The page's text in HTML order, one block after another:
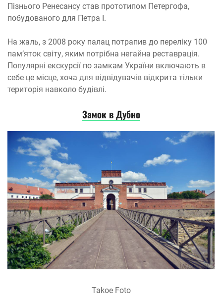
Пізнього Ренесансу став прототипом Петергофа,
побудованого для Петра I.
На жаль, з 2008 року палац потрапив до переліку 100
пам’яток світу, яким потрібна негайна реставрація.
Популярні екскурсії по замкам України включають в
себе це місце, хоча для відвідувачів відкрита тільки
територія навколо будівлі.
Замок в Дубно
Takoe Foto